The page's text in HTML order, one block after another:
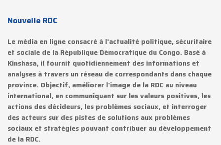
Nouvelle RDC
Le média en ligne consacré à l'actualité politique, sécuritaire
et sociale de la République Démocratique du Congo. Basé à
Kinshasa, il fournit quotidiennement des informations et
analyses à travers un réseau de correspondants dans chaque
province. Objectif, améliorer l'image de la RDC au niveau
international, en communiquant sur les valeurs positives, les
actions des décideurs, les problèmes sociaux, et interroger
des acteurs sur des pistes de solutions aux problèmes
sociaux et stratégies pouvant contribuer au développement
de la RDC.